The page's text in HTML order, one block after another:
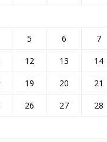
5 6 7
12 13 14
19 20 21
26 27 28